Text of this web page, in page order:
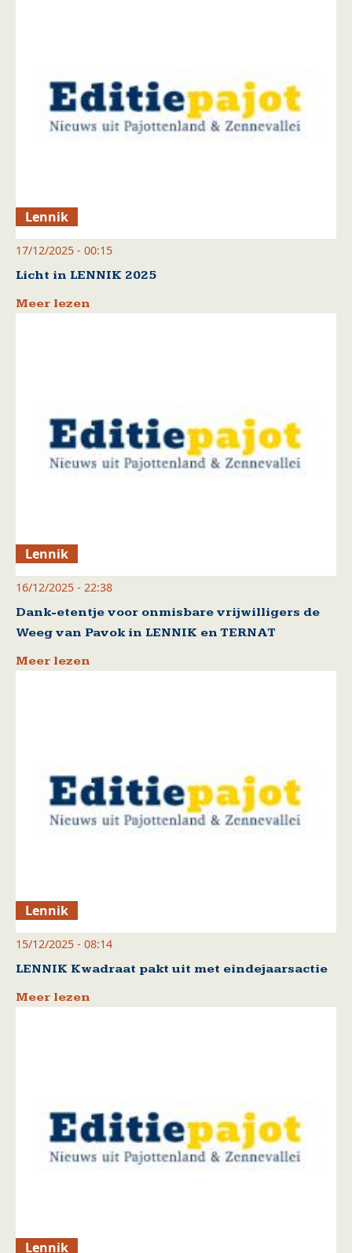
Lennik
17/12/2025 - 00:15
Licht in LENNIK 2025
Meer lezen
Lennik
16/12/2025 - 22:38
Dank-etentje voor onmisbare vrijwilligers de
Weeg van Pavok in LENNIK en TERNAT
Meer lezen
Lennik
15/12/2025 - 08:14
LENNIK Kwadraat pakt uit met eindejaarsactie
Meer lezen
Lennik